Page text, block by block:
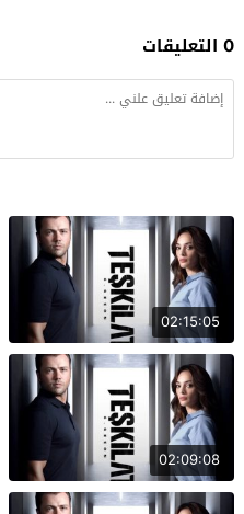
0 التعليقات
02:15:05
02:09:08